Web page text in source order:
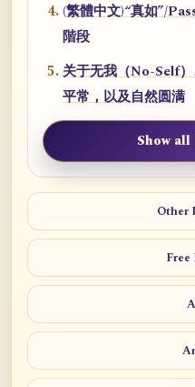
(繁體中文)“真如”/
階段
关于无我（No-Self
平常，以及自然圆满
Show all
Other
Free